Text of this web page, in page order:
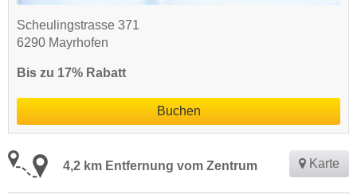
Scheulingstrasse 371
6290 Mayrhofen
Bis zu 17% Rabatt
Buchen
4,2 km Entfernung vom Zentrum Karte